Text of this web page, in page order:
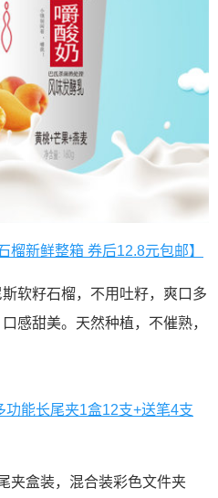
榴新鲜整箱 券后12.8元包邮】
斯软籽石榴，不用吐籽，爽口多
感甜美。天然种植，不催熟，
功能长尾夹1盒12支+送笔4支
夹盒装，混合装彩色文件夹